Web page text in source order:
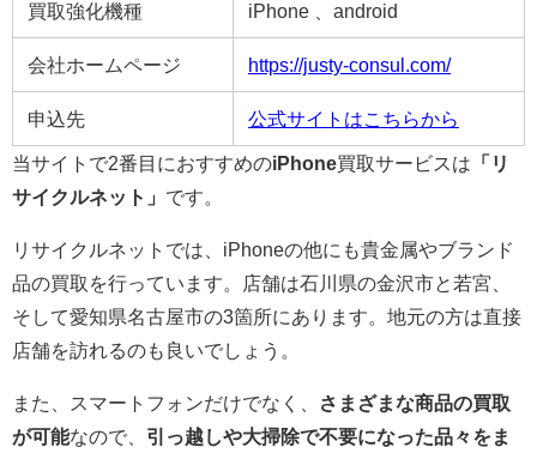
買取強化機種 iPhone 、android
会社ホームページ https://justy-consul.com/
申込先 公式サイトはこちらから
当サイトで2番目におすすめのiPhone買取サービスは 「リ
サイクルネット」 です。
リサイクルネットでは、iPhoneの他にも貴金属やブランド
品の買取を行っています。店舗は石川県の金沢市と若宮、
そして愛知県名古屋市の3箇所にあります。地元の方は直接
店舗を訪れるのも良いでしょう。
また、スマートフォンだけでなく、
さまざまな商品の買取
が可能なので、 引っ越しや大掃除で不要になった品々をま